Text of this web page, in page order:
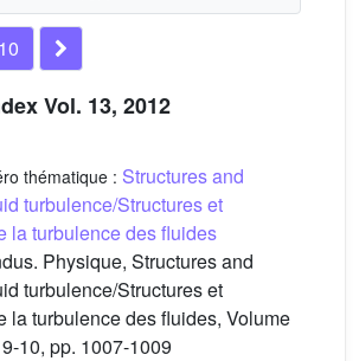
Vol. 13, 2012
thématique : Structures and
turbulence/Structures et
la turbulence des fluides
Physique, Structures and
turbulence/Structures et
la turbulence des fluides, Volume
10, pp. 1007-1009